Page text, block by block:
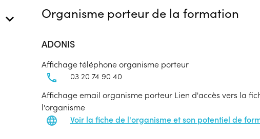
Organisme porteur de la formation
ADONIS
Affichage téléphone organisme porteur
03 20 74 90 40
Affichage email organisme porteur Lien d'accès vers la
l'organisme
Voir la fiche de l'organisme et son potentiel de